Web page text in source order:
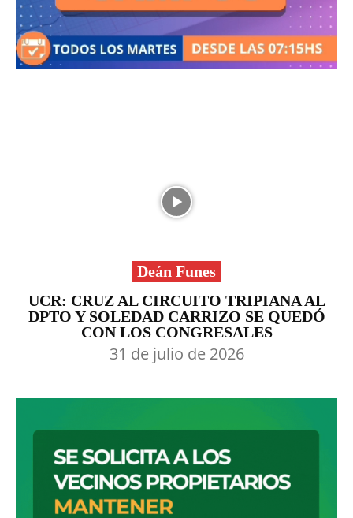
Deán Funes
UCR: CRUZ AL CIRCUITO TRIPIANA AL
DPTO Y SOLEDAD CARRIZO SE QUEDÓ
CON LOS CONGRESALES
31 de julio de 2026